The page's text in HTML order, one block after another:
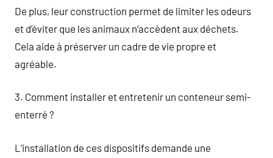
De plus, leur construction permet de limiter les odeurs
et d’éviter que les animaux n’accèdent aux déchets.
Cela aide à préserver un cadre de vie propre et
agréable.
3. Comment installer et entretenir un conteneur semi-
enterré ?
L’installation de ces dispositifs demande une